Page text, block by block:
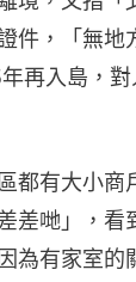
件，「無地
再入島，
都有大小商
差哋」，看
為有家室的